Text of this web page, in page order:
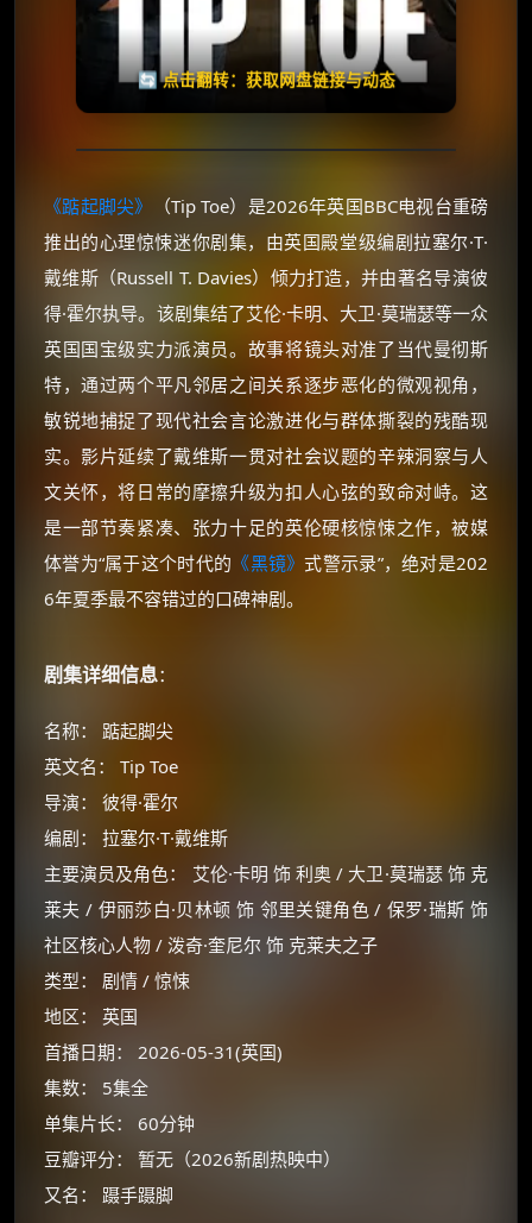
🔄 点击翻转：获取网盘链接与动态
失效请反馈
🧧️
天天领红包
《踮起脚尖》
（Tip Toe）是2026年英国BBC电视台重磅
推出的心理惊悚迷你剧集，由英国殿堂级编剧拉塞尔·T·
戴维斯（Russell T. Davies）倾力打造，并由著名导演彼
得·霍尔执导。该剧集结了艾伦·卡明、大卫·莫瑞瑟等一众
英国国宝级实力派演员。故事将镜头对准了当代曼彻斯
特，通过两个平凡邻居之间关系逐步恶化的微观视角，
敏锐地捕捉了现代社会言论激进化与群体撕裂的残酷现
实。影片延续了戴维斯一贯对社会议题的辛辣洞察与人
文关怀，将日常的摩擦升级为扣人心弦的致命对峙。这
是一部节奏紧凑、张力十足的英伦硬核惊悚之作，被媒
体誉为“属于这个时代的 《黑镜》式警示录”，绝对是202
6年夏季最不容错过的口碑神剧。
剧集详细信息：
名称： 踮起脚尖
英文名： Tip Toe
导演： 彼得·霍尔
编剧： 拉塞尔·T·戴维斯
主要演员及角色： 艾伦·卡明 饰 利奥 / 大卫·莫瑞瑟 饰 克
莱夫 / 伊丽莎白·贝林顿 饰 邻里关键角色 / 保罗·瑞斯 饰
社区核心人物 / 泼奇·奎尼尔 饰 克莱夫之子
类型： 剧情 / 惊悚
地区： 英国
首播日期： 2026-05-31(英国)
集数： 5集全
单集片长： 60分钟
豆瓣评分： 暂无（2026新剧热映中）
又名： 蹑手蹑脚